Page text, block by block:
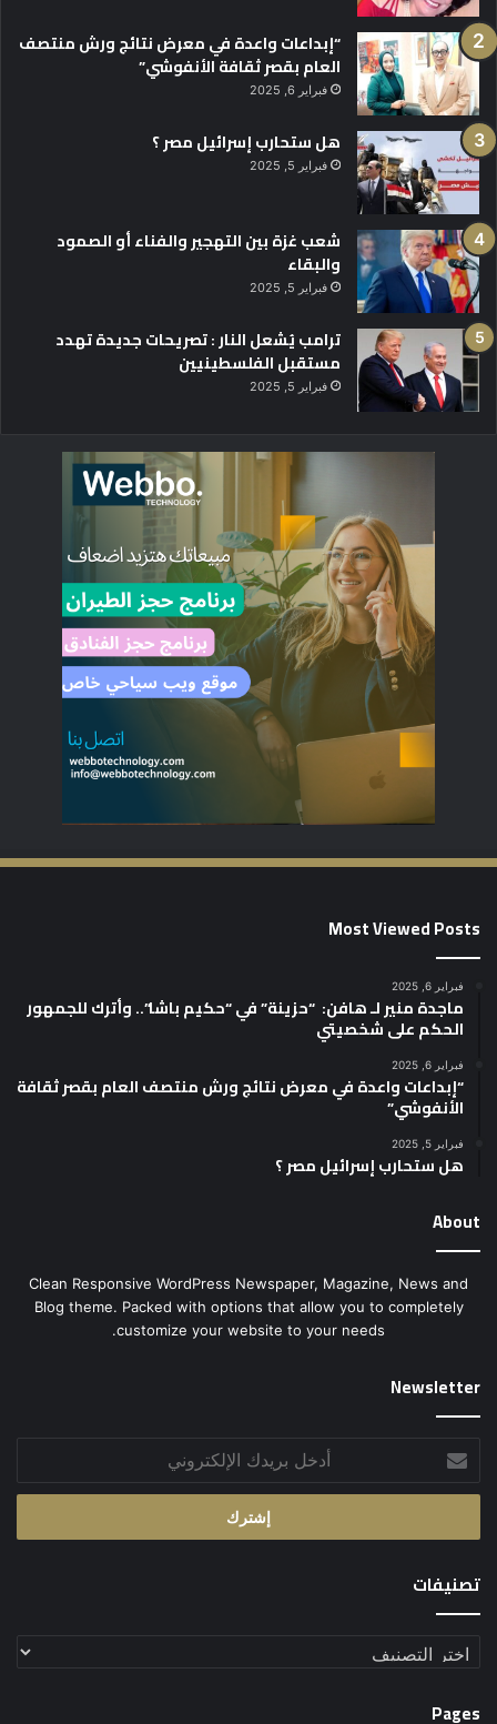
“إبداعات واعدة في معرض نتائج ورش منتصف
العام بقصر ثقافة الأنفوشي”
فبراير 6, 2025
هل ستحارب إسرائيل مصر ؟
فبراير 5, 2025
شعب غزة بين التهجير والفناء أو الصمود
والبقاء
فبراير 5, 2025
ترامب يُشعل النار : تصريحات جديدة تهدد
مستقبل الفلسطينيين
فبراير 5, 2025
Most Viewed Posts
فبراير 6, 2025
ماجدة منير لـ هافن: “حزينة” في “حكيم باشا”.. وأترك للجمهور
الحكم على شخصيتي
فبراير 6, 2025
“إبداعات واعدة في معرض نتائج ورش منتصف العام بقصر ثقافة
الأنفوشي”
فبراير 5, 2025
هل ستحارب إسرائيل مصر ؟
About
Clean Responsive WordPress Newspaper, Magazine, News and
Blog theme. Packed with options that allow you to completely
customize your website to your needs.
Newsletter
بريدك
الإلكتروني
تصنيفات
تصنيفات
Pages